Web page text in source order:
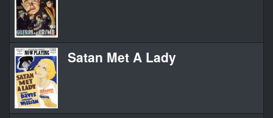
Satan Met A Lady